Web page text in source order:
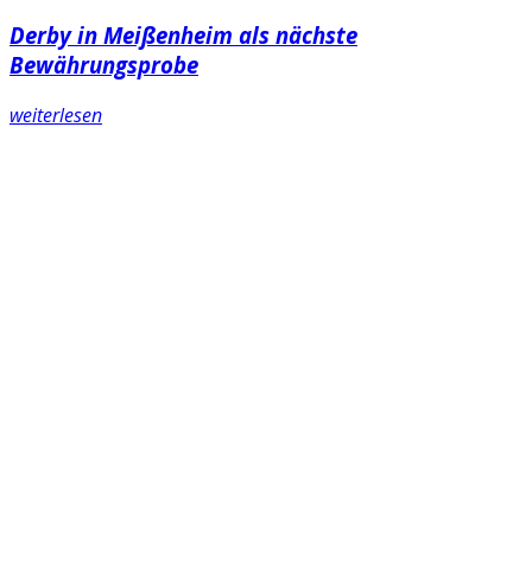
Derby in Meißenheim als nächste
Bewährungsprobe
weiterlesen